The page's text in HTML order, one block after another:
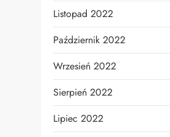
Listopad 2022
Październik 2022
Wrzesień 2022
Sierpień 2022
Lipiec 2022